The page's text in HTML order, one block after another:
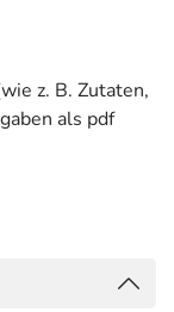
z. B. Zutaten,
als pdf